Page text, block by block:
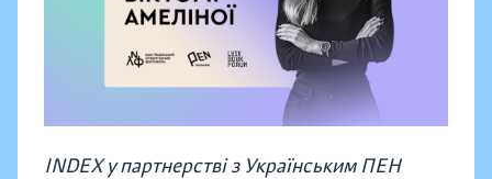
INDEX у партнерстві з Українським ПЕН